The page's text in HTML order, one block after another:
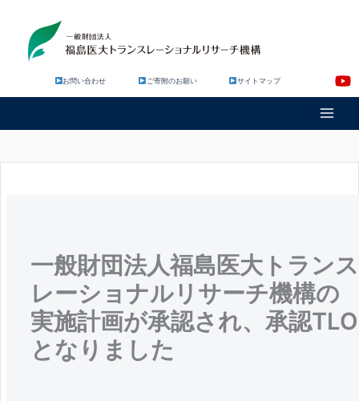
ッ
お問い合わせ ご寄附のお願い サイトマップ
一般財団法人福島医大トランス
レーショナルリサーチ機構の
実施計画が承認され、承認TLO
となりました